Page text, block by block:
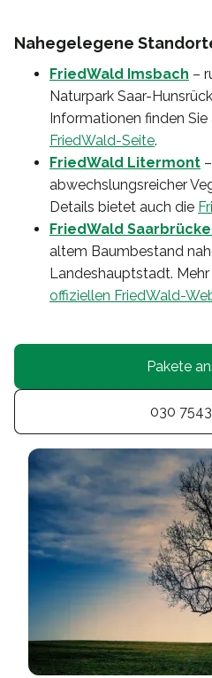
Nahegelegene
FriedWald Imsbach –
Naturpark Saar-
Informationen finden Sie
FriedWald-Seite.
FriedWald Litermont
abwechslungsreicher
Details bietet auch die
FriedWald
altem Baumbestand
Landeshauptstadt.
offiziellen FriedWald-
Pakete
030